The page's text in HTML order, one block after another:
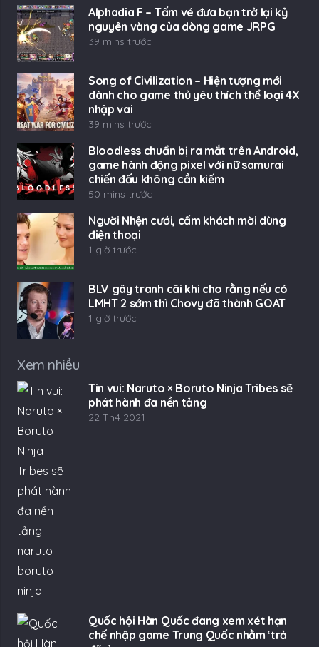
Alphadia F – Tấm vé đưa bạn trở lại kỷ
nguyên vàng của dòng game JRPG
39 mins trước
Song of Civilization – Hiện tượng mới
dành cho game thủ yêu thích thể loại 4X
nhập vai
39 mins trước
Bloodless chuẩn bị ra mắt trên Android,
game hành động pixel với nữ samurai
chiến đấu không cần kiếm
50 mins trước
Người Nhện cưới, cấm khách mời dùng
điện thoại
1 giờ trước
BLV gây tranh cãi khi cho rằng nếu có
LMHT 2 sớm thì Chovy đã thành GOAT
1 giờ trước
Xem nhiều
Tin vui: Naruto × Boruto Ninja Tribes sẽ
phát hành đa nền tảng
22 Th4 2021
Quốc hội Hàn Quốc đang xem xét hạn
chế nhập game Trung Quốc nhằm ‘trả